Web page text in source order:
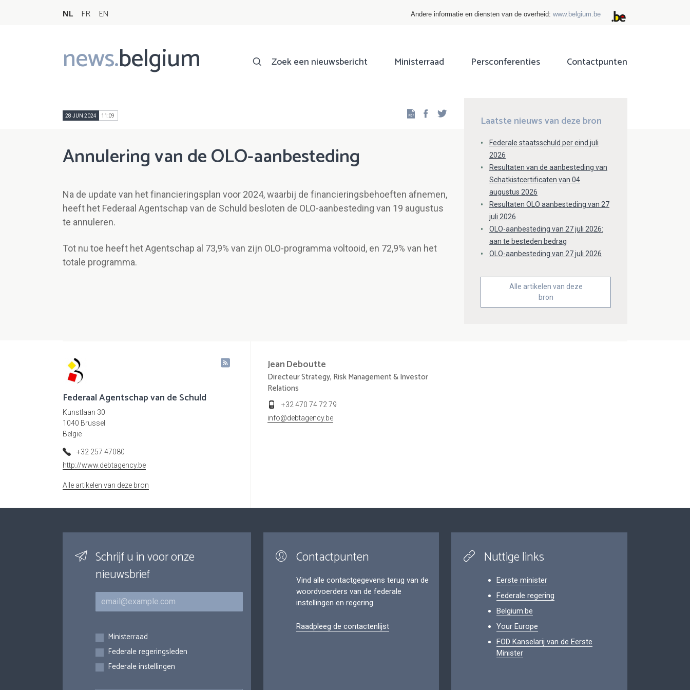
NL FR EN Andere informatie en diensten van de overheid: www.belgium.be
news.belgium
Main
navigation
Zoek een nieuwsbericht Ministerraad Persconferenties Contactpunten
28 JUN 2024 11:09 Facebook
Annulering van de OLO-aanbesteding
Na de update van het financieringsplan voor 2024, waarbij de financieringsbehoeften afnemen,
heeft het Federaal Agentschap van de Schuld besloten de OLO-aanbesteding van 19 augustus
te annuleren.
Tot nu toe heeft het Agentschap al 73,9% van zijn OLO-programma voltooid, en 72,9% van het
totale programma.
Laatste nieuws van deze bron
Federale staatsschuld per eind juli
2026
Resultaten van de aanbesteding van
Schatkistcertificaten van 04
augustus 2026
Resultaten OLO aanbesteding van 27
juli 2026
OLO-aanbesteding van 27 juli 2026:
aan te besteden bedrag
OLO-aanbesteding van 27 juli 2026
Alle artikelen van deze
bron
Federaal Agentschap van de Schuld
Kunstlaan 30
1040 Brussel
België
+32 257 47080
http://www.debtagency.be
Alle artikelen van deze bron
JeanDeboutte
Directeur Strategy, Risk Management & Investor
Relations
+32 470 74 72 79
info@debtagency.be
Schrijf u in voor onze
nieuwsbrief
E-mail
Inschrijvingen
Ministerraad
Federale regeringsleden
Federale instellingen
Contactpunten
Vind alle contactgegevens terug van de
woordvoerders van de federale
instellingen en regering.
Raadpleeg de contactenlijst
Nuttige links
Eerste minister
Federale regering
Belgium.be
Your Europe
FOD Kanselarij van de Eerste
Minister